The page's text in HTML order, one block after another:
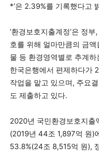
*’은 2.39%를 기록했다고
‘환경보호지출계정’은 정
호를 위해 얼마만큼의 금
물 등 환경영역별로 추계
한국은행에서 편제하다가
작업을 맡고 있으며, 주요
도 제출하고 있다.
2020년 국민환경보호지
(2019년 44조 1,897억 원)
53.8%(24조 8,515억 원),